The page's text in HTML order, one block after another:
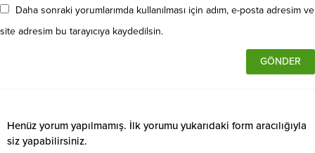
Daha sonraki yorumlarımda kullanılması için adım, e-posta adresim ve
site adresim bu tarayıcıya kaydedilsin.
Henüz yorum yapılmamış. İlk yorumu yukarıdaki form aracılığıyla
siz yapabilirsiniz.